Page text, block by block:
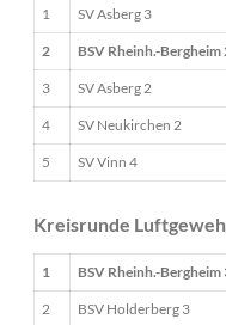
1 SV Asberg 3
2 BSV Rheinh.-Bergheim
3 SV Asberg 2
4 SV Neukirchen 2
5 SV Vinn 4
Kreisrunde
1 BSV Rheinh.-Bergheim
2 BSV Holderberg 3